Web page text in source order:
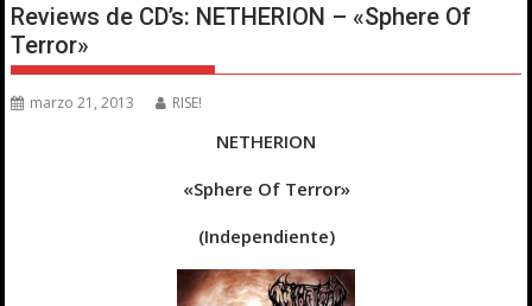
Reviews de CD’s: NETHERION – «Sphere Of
Terror»
marzo 21, 2013 RISE!
NETHERION
«Sphere Of Terror»
(Independiente)